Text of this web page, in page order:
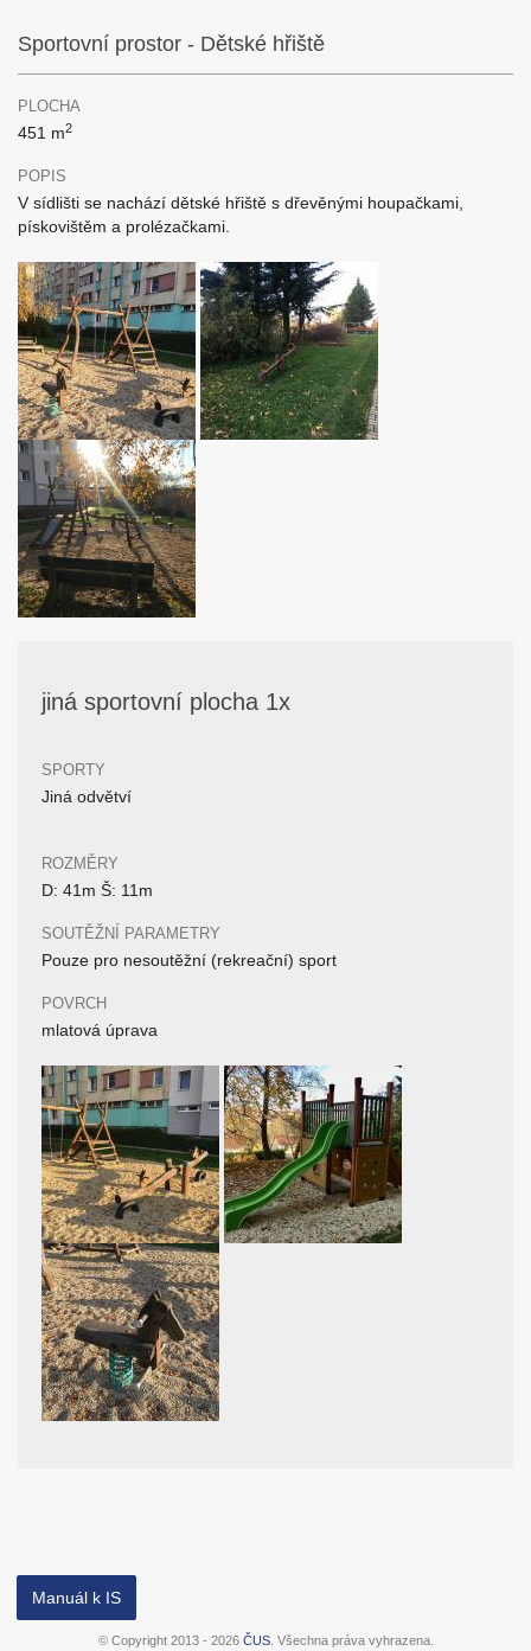
Sportovní prostor - Dětské hřiště
PLOCHA
451 m2
POPIS
V sídlišti se nachází dětské hřiště s dřevěnými houpačkami,
pískovištěm a prolézačkami.
jiná sportovní plocha 1x
SPORTY
Jiná odvětví
ROZMĚRY
D: 41m Š: 11m
SOUTĚŽNÍ PARAMETRY
Pouze pro nesoutěžní (rekreační) sport
POVRCH
mlatová úprava
Manuál k IS
© Copyright 2013 - 2026 ČUS. Všechna práva vyhrazena.